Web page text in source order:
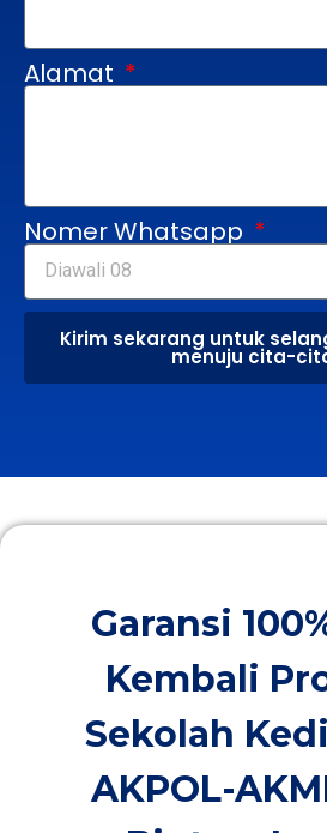
Alamat
Nomer Whatsapp
Kirim sekarang untuk
menuju cita-
Garansi
Kembali
Sekolah
AKPOL-